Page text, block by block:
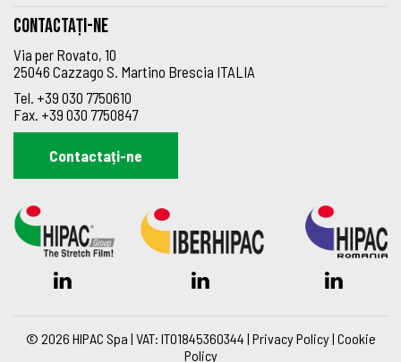
Contactați-ne
Via per Rovato, 10
25046 Cazzago S. Martino Brescia ITALIA
Tel. +39 030 7750610
Fax. +39 030 7750847
Contactați-ne
© 2026 HIPAC Spa | VAT: IT01845360344 | Privacy Policy| Cookie
Policy